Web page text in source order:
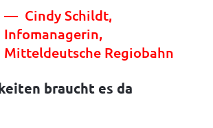
Cindy Schildt,
Infomanagerin,
Mitteldeutsche Regiobahn
braucht es da